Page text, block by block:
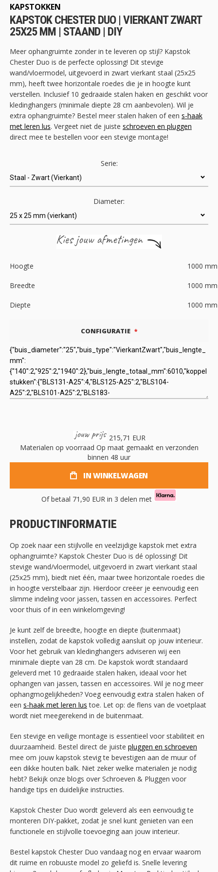
begin
van
de
afbeeldingen-
KAPSTOKKEN
KAPSTOK CHESTER DUO | VIERKANT ZWART
25X25 MM | STAAND | DIY
Meer ophangruimte zonder in te leveren op stijl? Kapstok
Chester Duo is de perfecte oplossing! Dit stevige
wand/vloermodel, uitgevoerd in zwart vierkant staal (25x25
mm), heeft twee horizontale roedes die je in hoogte kunt
verstellen. Inclusief 10 gedraaide stalen haken en geschikt voor
kledinghangers (minimale diepte 28 cm aanbevolen). Wil je
extra ophangruimte? Bestel meer stalen haken of een s-haak
met leren lus. Vergeet niet de juiste schroeven en pluggen
direct mee te bestellen voor een stevige montage!
Serie:
Diameter:
Hoogte 1000 mm
Breedte 1000 mm
Diepte 1000 mm
CONFIGURATIE
215,71 EUR
Materialen op voorraad Op maat gemaakt en verzonden
binnen 48 uur
IN WINKELWAGEN
Of betaal 71,90 EUR in 3 delen met
PRODUCTINFORMATIE
Op zoek naar een stijlvolle en veelzijdige kapstok met extra
ophangruimte? Kapstok Chester Duo is dé oplossing! Dit
stevige wand/vloermodel, uitgevoerd in zwart vierkant staal
(25x25 mm), biedt niet één, maar twee horizontale roedes die
in hoogte verstelbaar zijn. Hierdoor creëer je eenvoudig een
slimme indeling voor jassen, tassen en accessoires. Perfect
voor thuis of in een winkelomgeving!
Je kunt zelf de breedte, hoogte en diepte (buitenmaat)
instellen, zodat de kapstok volledig aansluit op jouw interieur.
Voor het gebruik van kledinghangers adviseren wij een
minimale diepte van 28 cm. De kapstok wordt standaard
geleverd met 10 gedraaide stalen haken, ideaal voor het
ophangen van jassen, tassen en accessoires. Wil je nog meer
ophangmogelijkheden? Voeg eenvoudig extra stalen haken of
een s-haak met leren lus toe. Let op: de flens van de voetplaat
wordt niet meegerekend in de buitenmaat.
Een stevige en veilige montage is essentieel voor stabiliteit en
duurzaamheid. Bestel direct de juiste pluggen en schroeven
mee om jouw kapstok stevig te bevestigen aan de muur of
een dikke houten balk. Niet zeker welke materialen je nodig
hebt? Bekijk onze blogs over Schroeven & Pluggen voor
handige tips en duidelijke instructies.
Kapstok Chester Duo wordt geleverd als een eenvoudig te
monteren DIY-pakket, zodat je snel kunt genieten van een
functionele en stijlvolle toevoeging aan jouw interieur.
Bestel kapstok Chester Duo vandaag nog en ervaar waarom
dit ruime en robuuste model zo geliefd is. Snelle levering